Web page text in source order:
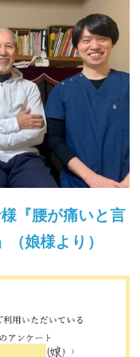
『腰が痛いと言
娘様より）